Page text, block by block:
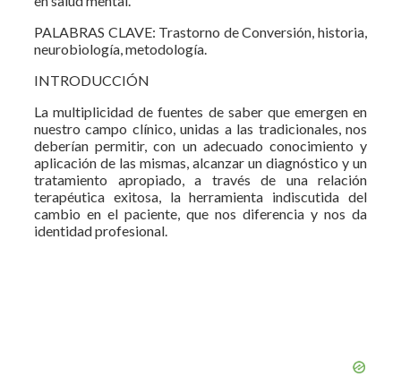
PALABRAS CLAVE: Trastorno de Conversión, historia,
neurobiología, metodología.
INTRODUCCIÓN
La multiplicidad de fuentes de saber que emergen en
nuestro campo clínico, unidas a las tradicionales, nos
deberían permitir, con un adecuado conocimiento y
aplicación de las mismas, alcanzar un diagnóstico y un
tratamiento apropiado, a través de una relación
terapéutica exitosa, la herramienta indiscutida del
cambio en el paciente, que nos diferencia y nos da
identidad profesional.